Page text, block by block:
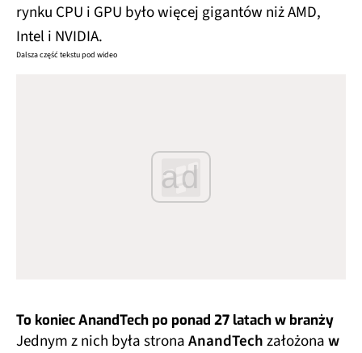
rynku CPU i GPU było więcej gigantów niż AMD,
Intel i NVIDIA.
Dalsza część tekstu pod wideo
ad
To koniec AnandTech po ponad 27 latach w branży
Jednym z nich była stronaAnandTechzałożonaw